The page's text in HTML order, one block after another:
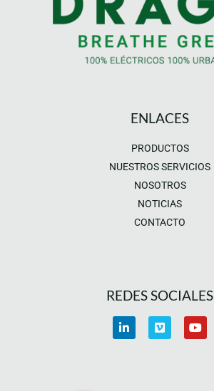
ENLACES
PRODUCTOS
NUESTROS SERVICIOS
NOSOTROS
NOTICIAS
CONTACTO
REDES SOCIALES